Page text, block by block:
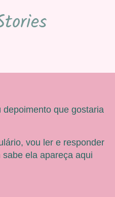
que gostaria
vou ler e responder
ela apareça aqui